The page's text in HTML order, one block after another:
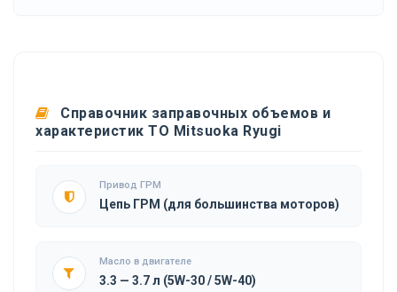
Справочник заправочных объемов и
характеристик ТО Mitsuoka Ryugi
Привод ГРМ
Цепь ГРМ (для большинства моторов)
Масло в двигателе
3.3 — 3.7 л (5W-30 / 5W-40)